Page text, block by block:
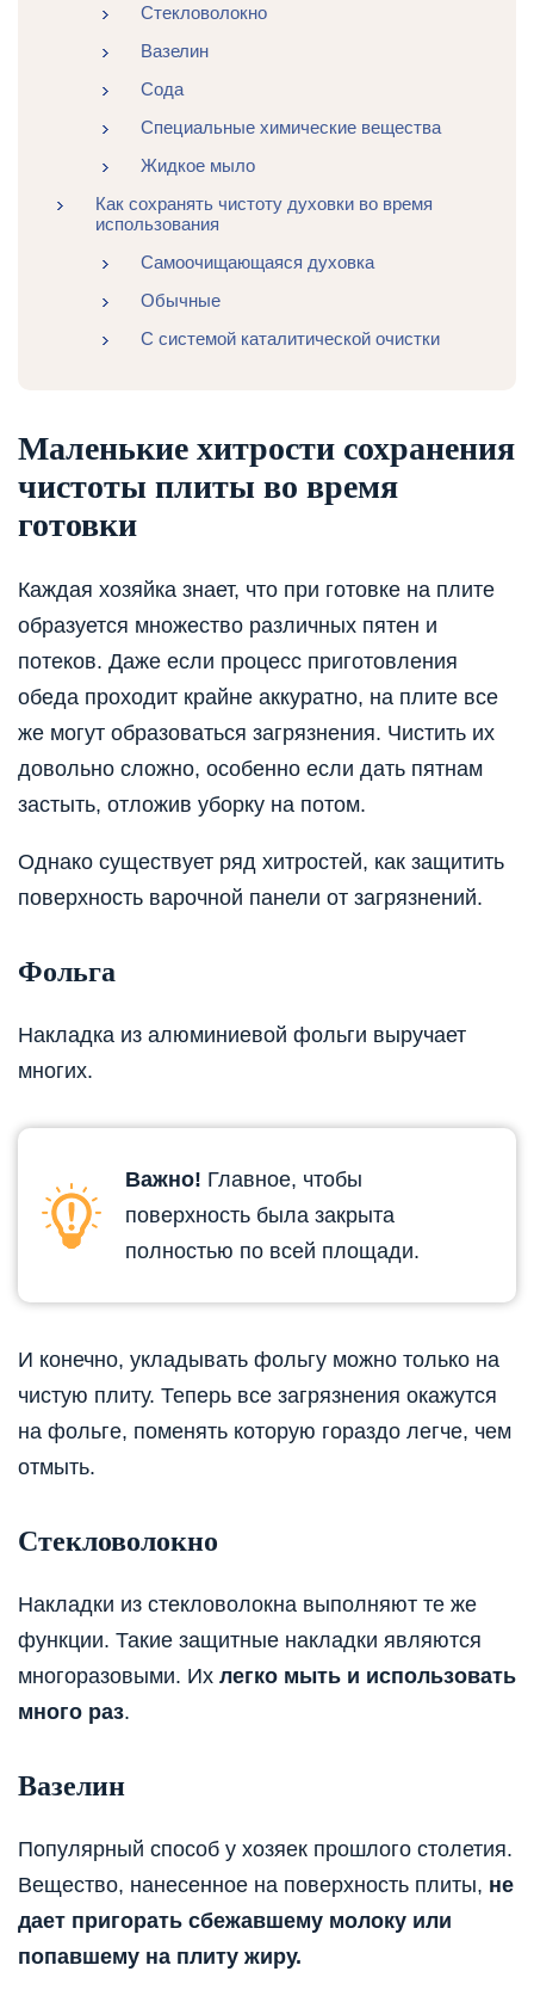
Стекловолокно
Вазелин
Сода
Специальные химические вещества
Жидкое мыло
Как сохранять чистоту духовки во время
использования
Самоочищающаяся духовка
Обычные
С системой каталитической очистки
Маленькие хитрости сохранения
чистоты плиты во время
готовки
Каждая хозяйка знает, что при готовке на плите
образуется множество различных пятен и
потеков. Даже если процесс приготовления
обеда проходит крайне аккуратно, на плите все
же могут образоваться загрязнения. Чистить их
довольно сложно, особенно если дать пятнам
застыть, отложив уборку на потом.
Однако существует ряд хитростей, как защитить
поверхность варочной панели от загрязнений.
Фольга
Накладка из алюминиевой фольги выручает
многих.
Важно! Главное, чтобы
поверхность была закрыта
полностью по всей площади.
И конечно, укладывать фольгу можно только на
чистую плиту. Теперь все загрязнения окажутся
на фольге, поменять которую гораздо легче, чем
отмыть.
Стекловолокно
Накладки из стекловолокна выполняют те же
функции. Такие защитные накладки являются
многоразовыми. Их легко мыть и использовать
много раз.
Вазелин
Популярный способ у хозяек прошлого столетия.
Вещество, нанесенное на поверхность плиты, не
дает пригорать сбежавшему молоку или
попавшему на плиту жиру.